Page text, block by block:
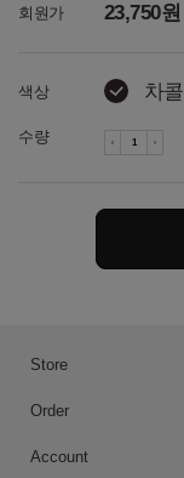
회원가 23,750원
색상
차콜
다
수량
Store
Order
Account